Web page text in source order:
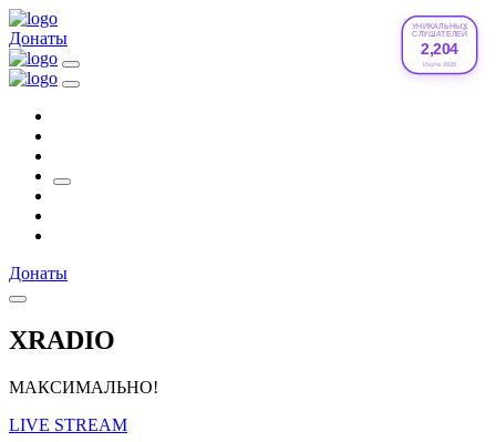
УНИКАЛЬНЫХ
СЛУШАТЕЛЕЙ
2,204
Июле 2026
Донаты
Донаты
XRADIO
МАКСИМАЛЬНО!
LIVE STREAM